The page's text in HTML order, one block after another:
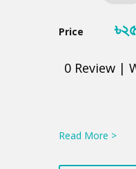
Price
0 Review |
Read More >